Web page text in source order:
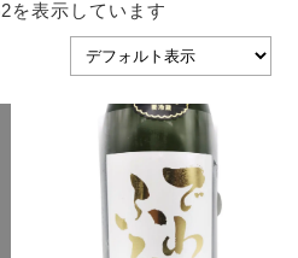
を表示しています